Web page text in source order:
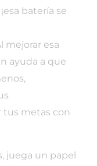
batería se
mejorar esa
ayuda a que
tus metas con
juega un papel